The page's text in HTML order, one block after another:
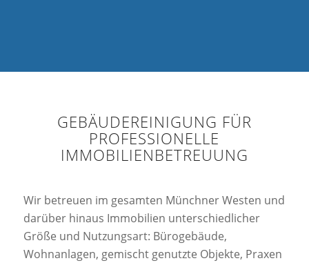
GEBÄUDEREINIGUNG FÜR
PROFESSIONELLE
IMMOBILIENBETREUUNG
Wir betreuen im gesamten Münchner Westen und
darüber hinaus Immobilien unterschiedlicher
Größe und Nutzungsart: Bürogebäude,
Wohnanlagen, gemischt genutzte Objekte, Praxen